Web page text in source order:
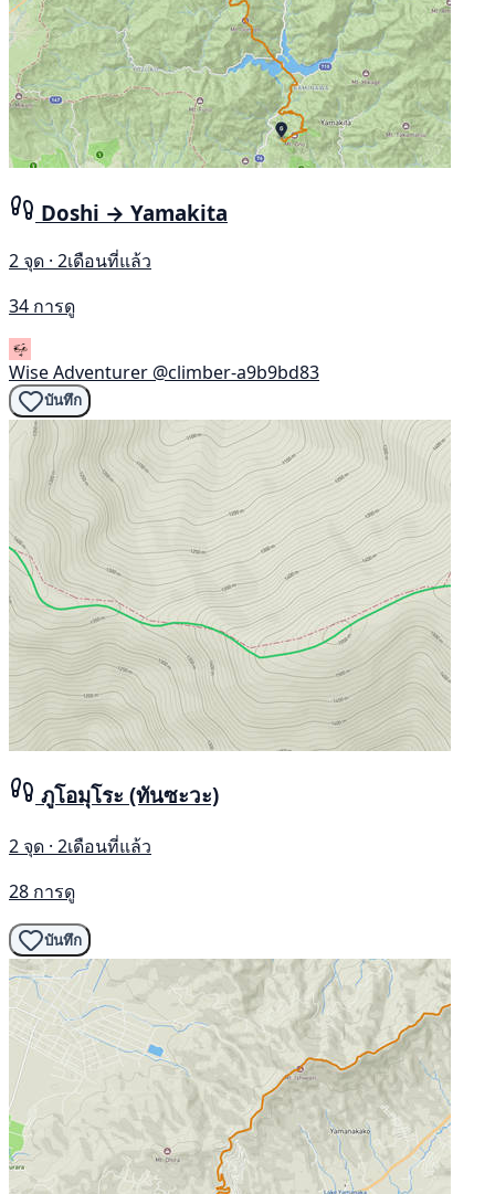
Doshi → Yamakita
2 จุด · 2เดือนที่แล้ว
34 การดู
Wise Adventurer @climber-a9b9bd83
บันทึก
ภูโอมุโระ (ทันซะวะ)
2 จุด · 2เดือนที่แล้ว
28 การดู
บันทึก